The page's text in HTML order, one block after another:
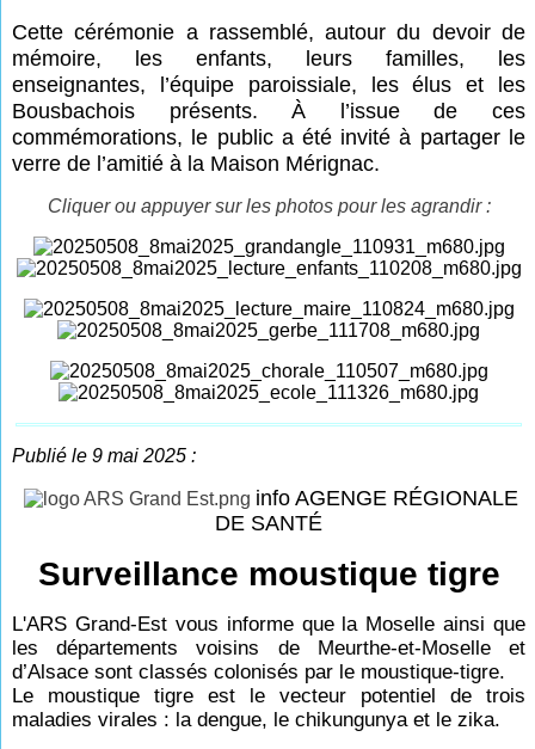
Cette cérémonie a rassemblé, autour du devoir de
mémoire, les enfants, leurs familles, les
enseignantes, l’équipe paroissiale, les élus et les
Bousbachois présents. À l’issue de ces
commémorations, le public a été invité à partager le
verre de l’amitié à la Maison Mérignac.
Cliquer ou appuyer sur les photos pour les agrandir :
Publié le 9 mai 2025 :
info AGENGE RÉGIONALE
DE SANTÉ
Surveillance moustique tigre
L'ARS Grand-Est vous informe que la Moselle ainsi que
les départements voisins de Meurthe-et-Moselle et
d’Alsace sont classés colonisés par le moustique-tigre.
Le moustique tigre est le vecteur potentiel de trois
maladies virales : la dengue, le chikungunya et le zika.